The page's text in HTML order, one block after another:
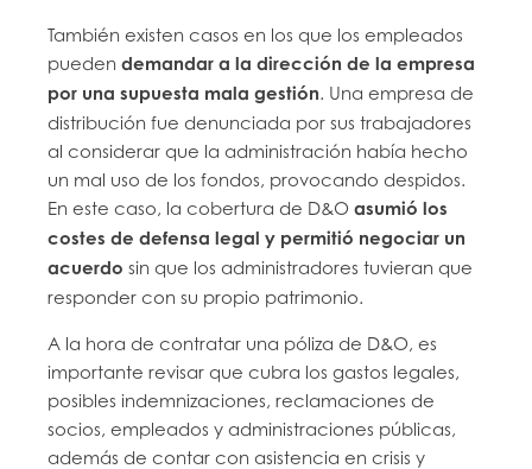
También existen casos en los que los empleados
puedendemandar a la dirección de la empresa
por una supuesta mala gestión. Una empresa de
distribución fue denunciada por sus trabajadores
al considerar que la administración había hecho
un mal uso de los fondos, provocando despidos.
En este caso, la cobertura de D&Oasumió los
costes de defensa legal y permitió negociar un
acuerdo sin que los administradores tuvieran que
responder con su propio patrimonio.
A la hora de contratar una póliza de D&O, es
importante revisar que cubra los gastos legales,
posibles indemnizaciones, reclamaciones de
socios, empleados y administraciones públicas,
además de contar con asistencia en crisis y